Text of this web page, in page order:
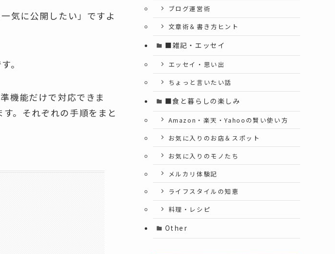
気に公開したい」ですよ
。
機能だけで対応できま
。それぞれの手順をまと
ブログ運営術
文章術＆書き方ヒント
■雑記・エッセイ
エッセイ・思い出
ちょっと言いたい話
■食と暮らしの楽しみ
Amazon・楽天・Yahooの賢い使い方
お気に入りのお店＆スポット
お気に入りのモノたち
メルカリ体験記
ライフスタイルの知恵
料理・レシピ
Other